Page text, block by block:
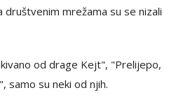
društvenim mrežama su se nizali
od drage Kejt", "Prelijepo,
samo su neki od njih.